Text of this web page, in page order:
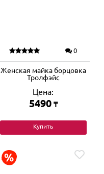
0
Женская майка борцовка
Тролфэйс
Цена:
5490 ₸
Купить